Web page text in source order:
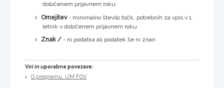
določenem prijavnem roku
Omejitev- minimalno število točk, potrebnih za vpis v 1.
letnik v določenem prijavnem roku
Znak / - ni podatka ali podatek še ni znan
Viri in uporabne povezave:
O programu, UM FOV